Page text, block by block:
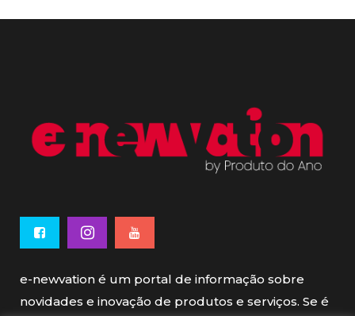
e-newvation é um portal de informação sobre
novidades e inovação de produtos e serviços. Se é